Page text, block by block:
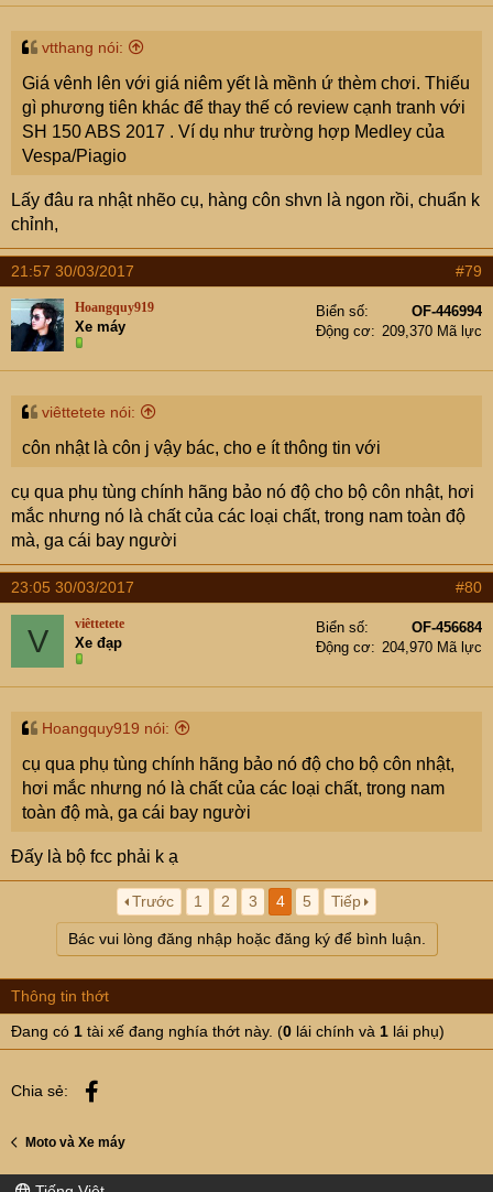
vtthang nói:
Giá vênh lên với giá niêm yết là mềnh ứ thèm chơi. Thiếu
gì phương tiên khác để thay thế có review cạnh tranh với
SH 150 ABS 2017 . Ví dụ như trường hợp Medley của
Vespa/Piagio
Lấy đâu ra nhật nhẽo cụ, hàng côn shvn là ngon rồi, chuẩn k
chỉnh,
21:57 30/03/2017 #79
Hoangquy919
Xe máy
Biển số
OF-446994
Động cơ
209,370 Mã lực
viêttetete nói:
côn nhật là côn j vậy bác, cho e ít thông tin với
cụ qua phụ tùng chính hãng bảo nó độ cho bộ côn nhật, hơi
mắc nhưng nó là chất của các loại chất, trong nam toàn độ
mà, ga cái bay người
23:05 30/03/2017 #80
V viêttetete
Xe đạp
Biển số
OF-456684
Động cơ
204,970 Mã lực
Hoangquy919 nói:
cụ qua phụ tùng chính hãng bảo nó độ cho bộ côn nhật,
hơi mắc nhưng nó là chất của các loại chất, trong nam
toàn độ mà, ga cái bay người
Đấy là bộ fcc phải k ạ
Trước 1 2 3 4 5 Tiếp
Bác vui lòng đăng nhập hoặc đăng ký để bình luận.
Thông tin thớt
Đang có 1 tài xế đang nghía thớt này. (0 lái chính và 1 lái phụ)
Chia sẻ:
Moto và Xe máy